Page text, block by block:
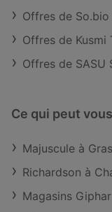
Offres de So.bio
Offres de Kusmi
Offres de SASU
Ce qui peut
Majuscule à
Richardson à
Magasins